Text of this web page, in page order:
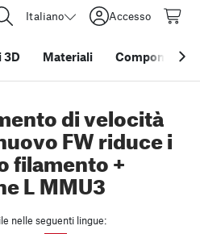
Italiano Accesso
3D Materiali Componenti e
di velocità
FW riduce i
filamento +
L MMU3
nelle seguenti lingue: